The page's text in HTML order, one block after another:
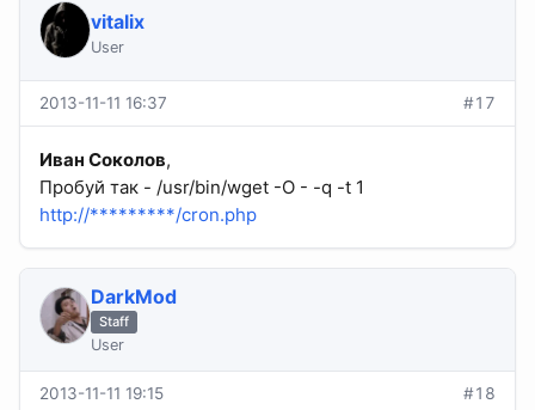
vitalix
User
2013-11-11 16:37 #17
Иван Соколов,
Пробуй так - /usr/bin/wget -O - -q -t 1
http://*********/cron.php
DarkMod
Staff
User
2013-11-11 19:15 #18